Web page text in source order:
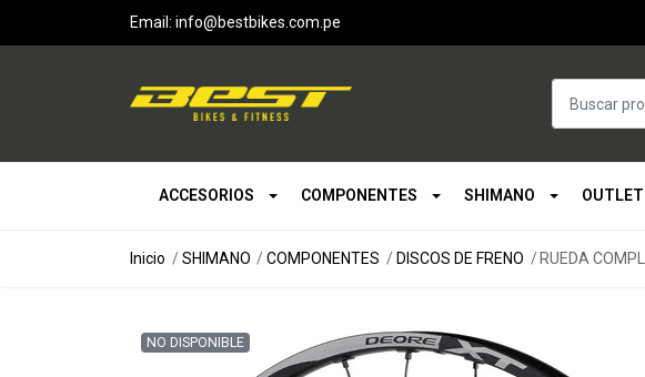
Email: info@bestbikes.com.pe
ACCESORIOS COMPONENTES SHIMANO
Inicio SHIMANO COMPONENTES DISCOS DE FRENO RUEDA
NO DISPONIBLE